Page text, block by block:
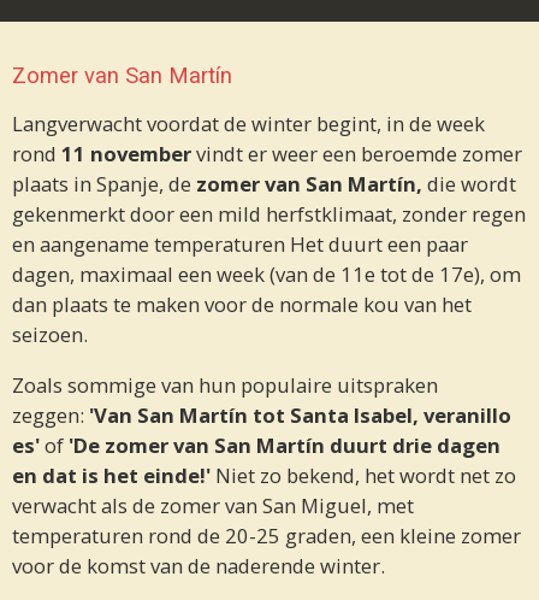
Zomer van San Martín
Langverwacht voordat de winter begint, in de week
rond 11 novembervindt er weer een beroemde zomer
plaats in Spanje, de zomer van San Martín, die wordt
gekenmerkt door een mild herfstklimaat, zonder regen
en aangename temperaturen Het duurt een paar
dagen, maximaal een week (van de 11e tot de 17e), om
dan plaats te maken voor de normale kou van het
seizoen.
Zoals sommige van hun populaire uitspraken
zeggen: 'Van San Martín tot Santa Isabel, veranillo
es'of 'De zomer van San Martín duurt drie dagen
en dat is het einde!' Niet zo bekend, het wordt net zo
verwacht als de zomer van San Miguel, met
temperaturen rond de 20-25 graden, een kleine zomer
voor de komst van de naderende winter.